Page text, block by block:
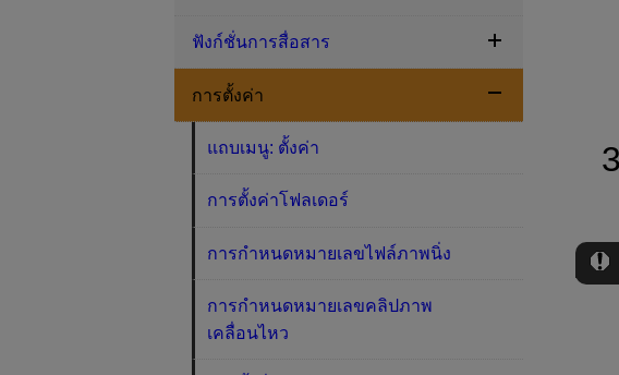
ฟังก์ชั่นการสื่อสาร
การตั้งค่า
แถบเมนู: ตั้งค่า
การตั้งค่าโฟลเดอร์
การกำหนดหมายเลขไฟล์ภาพนิ่ง
การกำหนดหมายเลขคลิปภาพ
เคลื่อนไหว